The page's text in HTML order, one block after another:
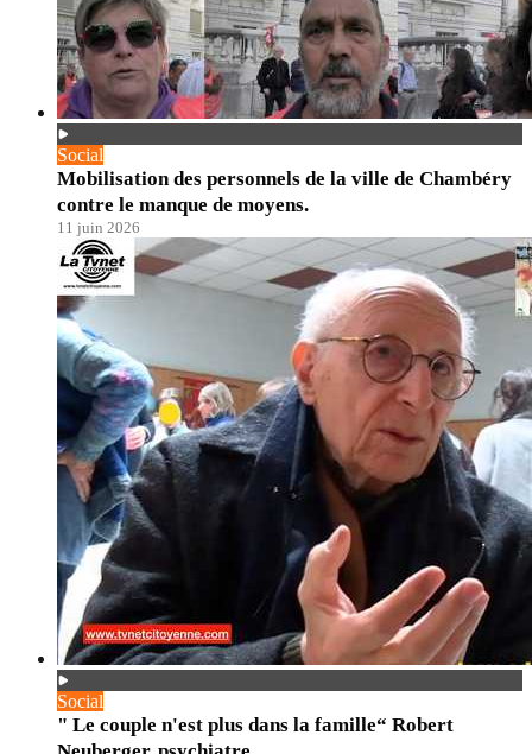
Social
Mobilisation des personnels de la ville de Chambéry
contre le manque de moyens.
11 juin 2026
Social
" Le couple n'est plus dans la famille“ Robert